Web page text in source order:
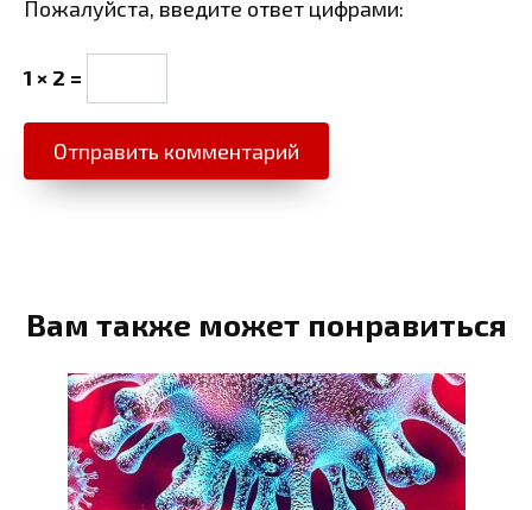
Пожалуйста, введите ответ цифрами:
1 × 2 =
Вам также может понравиться